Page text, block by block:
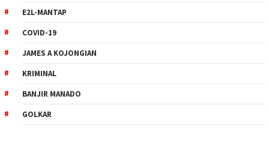
E2L-MANTAP
COVID-19
JAMES A KOJONGIAN
KRIMINAL
BANJIR MANADO
GOLKAR